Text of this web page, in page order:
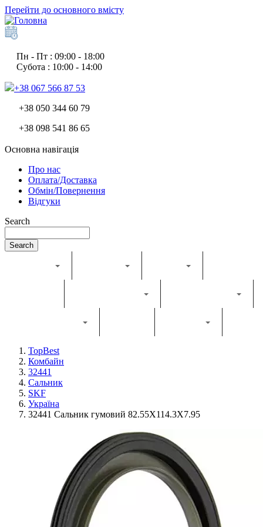
Перейти до основного вмісту
Пн - Пт : 09:00 - 18:00
Субота : 10:00 - 14:00
+38 067 566 87 53
+38 050 344 60 79
+38 098 541 86 65
Основна навігація
Про нас
Оплата/Доставка
Обмін/Повернення
Відгуки
Search
Search
TopBest
Комбайн
32441
Сальник
SKF
Україна
32441 Сальник гумовий 82.55X114.3X7.95